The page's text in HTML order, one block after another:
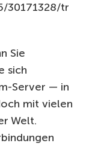
30171328/tr
Sie
sich
Server — in
mit vielen
Welt.